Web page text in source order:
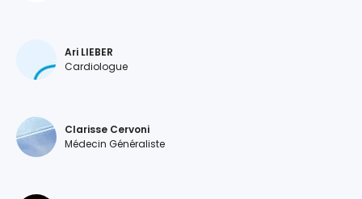
Ari LIEBER
Cardiologue
Clarisse Cervoni
Médecin Généraliste